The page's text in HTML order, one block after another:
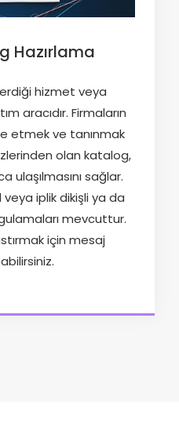
Hazırlama
hizmet veya
aracıdır. Firmaların
etmek ve tanınmak
olan katalog,
ulaşılmasını sağlar.
veya iplik dikişli ya da
mevcuttur.
için mesaj